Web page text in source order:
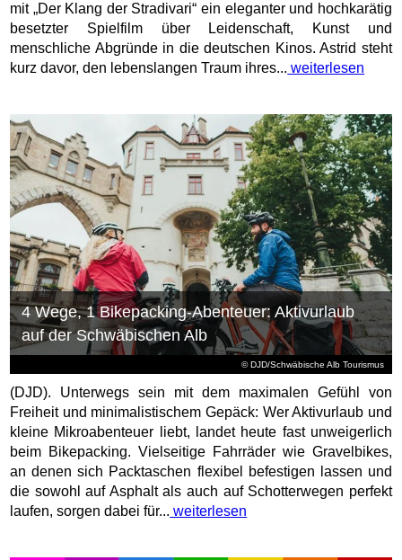
mit „Der Klang der Stradivari“ ein eleganter und hochkarätig
besetzter Spielfilm über Leidenschaft, Kunst und
menschliche Abgründe in die deutschen Kinos. Astrid steht
kurz davor, den lebenslangen Traum ihres... weiterlesen
© DJD/Schwäbische Alb Tourismus
4 Wege, 1 Bikepacking-Abenteuer: Aktivurlaub
auf der Schwäbischen Alb
(DJD). Unterwegs sein mit dem maximalen Gefühl von
Freiheit und minimalistischem Gepäck: Wer Aktivurlaub und
kleine Mikroabenteuer liebt, landet heute fast unweigerlich
beim Bikepacking. Vielseitige Fahrräder wie Gravelbikes,
an denen sich Packtaschen flexibel befestigen lassen und
die sowohl auf Asphalt als auch auf Schotterwegen perfekt
laufen, sorgen dabei für... weiterlesen